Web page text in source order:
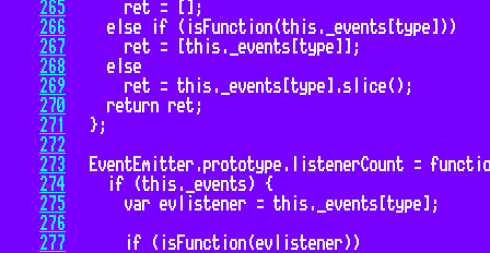
265
266
267
268
269
270
271
272
273
274
275
276
277